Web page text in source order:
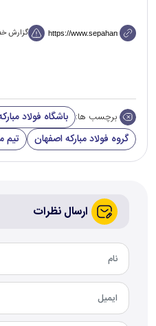
گزارش
برچسب ها: باشگاه فولاد
گروه فولاد مبارکه اصفهان
تیم
ارسال نظرات